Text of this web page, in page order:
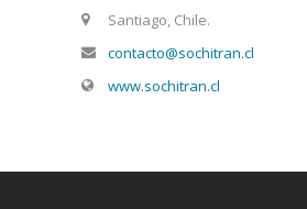
Santiago, Chile.
contacto@sochitran.cl
www.sochitran.cl